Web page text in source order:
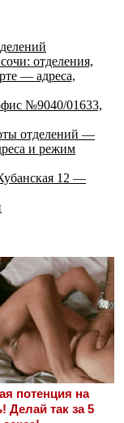
отделения,
— адреса,
№9040/01633,
отделений —
и режим
12 —
потенция на
Делай так за 5